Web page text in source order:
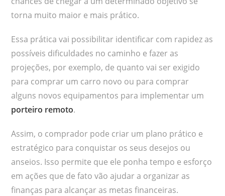
torna muito maior e mais prático.
Essa prática vai possibilitar identificar com rapidez as
possíveis dificuldades no caminho e fazer as
projeções, por exemplo, de quanto vai ser exigido
para comprar um carro novo ou para comprar
alguns novos equipamentos para implementar um
porteiro remoto.
Assim, o comprador pode criar um plano prático e
estratégico para conquistar os seus desejos ou
anseios. Isso permite que ele ponha tempo e esforço
em ações que de fato vão ajudar a organizar as
finanças para alcançar as metas financeiras.